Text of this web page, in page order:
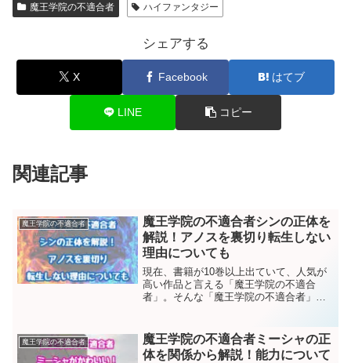
魔王学院の不適合者 ハイファンタジー
シェアする
X Facebook はてブ
LINE コピー
関連記事
魔王学院の不適合者
魔王学院の不適合者シンの正体を
解説！アノスを裏切り転生しない
理由についても
現在、書籍が10巻以上出ていて、人気が
高い作品と言える「魔王学院の不適合
者」。そんな「魔王学院の不適合者」に
であり主人公でもあるアノスの忠実な家
臣であり、剣の腕前は...
魔王学院の不適合者
魔王学院の不適合者ミーシャの正
体を関係から解説！能力について